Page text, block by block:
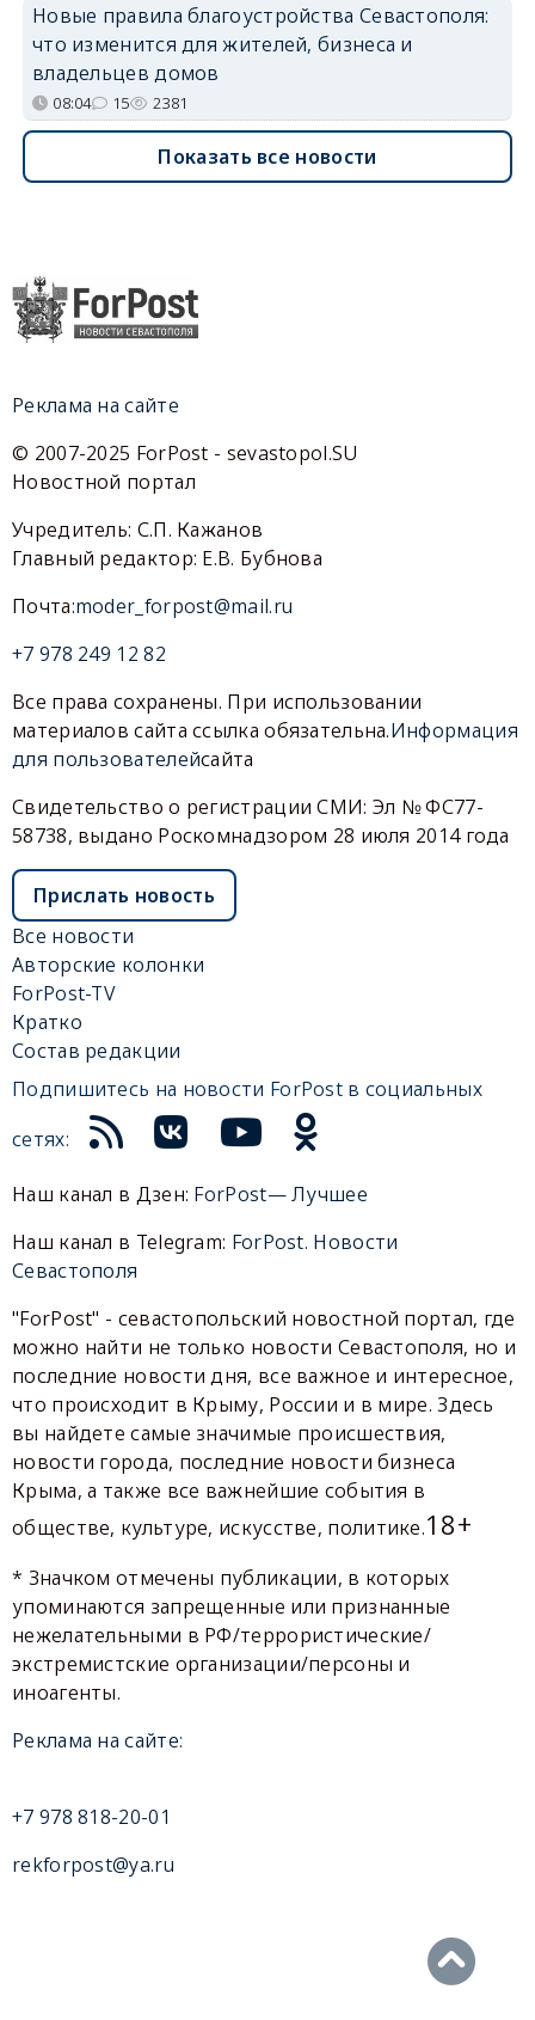
Новые правила благоустройства Севастополя:
что изменится для жителей, бизнеса и
владельцев домов
08:04 15 2381
Показать все новости
Реклама на сайте
© 2007-2025 ForPost - sevastopol.SU
Новостной портал
Учредитель: С.П. Кажанов
Главный редактор: Е.В. Бубнова
Почта:moder_forpost@mail.ru
+7 978 249 12 82
Все права сохранены. При использовании
материалов сайта ссылка обязательна.Информация
для пользователейсайта
Свидетельство о регистрации СМИ: Эл № ФС77-
58738, выдано Роскомнадзором 28 июля 2014 года
Прислать новость
Все новости
Авторские колонки
ForPost-TV
Кратко
Состав редакции
Подпишитесь на новости ForPost в социальных
сетях:
Наш канал в Дзен: ForPost— Лучшее
Наш канал в Telegram: ForPost. Новости
Севастополя
"ForPost" - севастопольский новостной портал, где
можно найти не только новости Севастополя, но и
последние новости дня, все важное и интересное,
что происходит в Крыму, России и в мире. Здесь
вы найдете самые значимые происшествия,
новости города, последние новости бизнеса
Крыма, а также все важнейшие события в
обществе, культуре, искусстве, политике.18+
* Значком отмечены публикации, в которых
упоминаются запрещенные или признанные
нежелательными в РФ/террористические/
экстремистские организации/персоны и
иноагенты.
Реклама на сайте:
+7 978 818-20-01
rekforpost@ya.ru